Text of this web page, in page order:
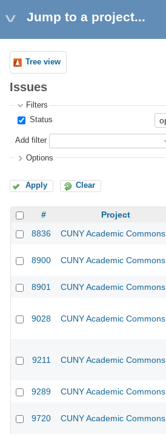
Jump to a project...
Tree view
Issues
Filters
Status
Add filter
Options
Apply Clear
# Project
8836
CUNY Academic Commons
8900 CUNY Academic Commons
8901 CUNY Academic Commons
9028 CUNY Academic Commons
9211 CUNY Academic Commons
9289 CUNY Academic Commons
9720 CUNY Academic Commons